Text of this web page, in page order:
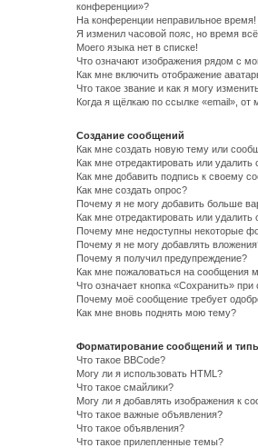
конференции»?
На конференции неправильное время!
Я изменил часовой пояс, но время
Моего языка нет в списке!
Что означают изображения рядом с
Как мне включить отображение
Что такое звание и как я могу
Когда я щёлкаю по ссылке «email»,
Создание сообщений
Как мне создать новую тему или
Как мне отредактировать или
Как мне добавить подпись к своему
Как мне создать опрос?
Почему я не могу добавить больше
Как мне отредактировать или удалить
Почему мне недоступны некоторые
Почему я не могу добавлять
Почему я получил предупреждение?
Как мне пожаловаться на сообщения
Что означает кнопка «Сохранить»
Почему моё сообщение требует
Как мне вновь поднять мою тему?
Форматирование сообщений и
Что такое BBCode?
Могу ли я использовать HTML?
Что такое смайлики?
Могу ли я добавлять изображения к
Что такое важные объявления?
Что такое объявления?
Что такое прилепленные темы?